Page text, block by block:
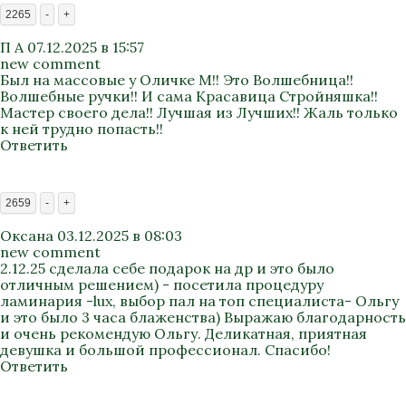
2265 - +
П А 07.12.2025 в 15:57
new comment
Был на массовые у Оличке М!! Это Волшебница!!
Волшебные ручки!! И сама Красавица Стройняшка!!
Мастер своего дела!! Лучшая из Лучших!! Жаль только
к ней трудно попасть!!
Ответить
2659 - +
Оксана 03.12.2025 в 08:03
new comment
2.12.25 сделала себе подарок на др и это было
отличным решением) - посетила процедуру
ламинария -lux, выбор пал на топ специалиста- Ольгу
и это было 3 часа блаженства) Выражаю благодарность
и очень рекомендую Ольгу. Деликатная, приятная
девушка и большой профессионал. Спасибо!
Ответить